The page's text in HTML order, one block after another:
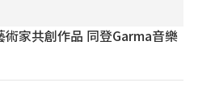
術家共創作品 同登Garma音樂